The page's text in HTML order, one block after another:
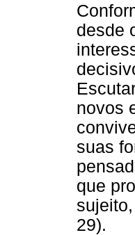
desde
novos
suas
que
29).